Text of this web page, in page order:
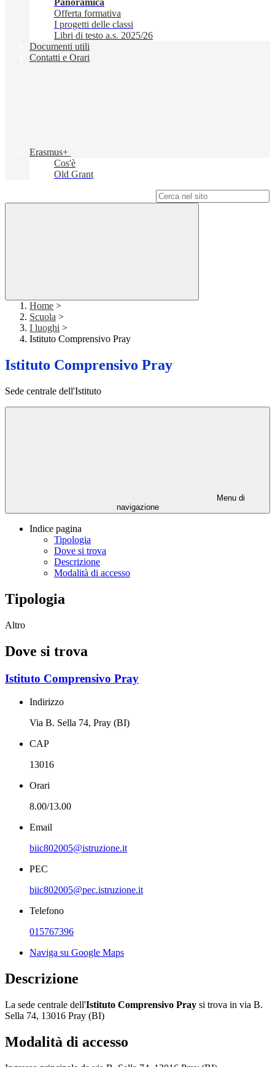
Panoramica
Offerta formativa
I progetti delle classi
Libri di testo a.s. 2025/26
Documenti utili
Contatti e Orari
Erasmus+
Cos'è
Old Grant
Home >
Scuola >
I luoghi >
Istituto Comprensivo Pray
Istituto Comprensivo Pray
Sede centrale dell'Istituto
Menu di
navigazione
Indice pagina
Tipologia
Dove si trova
Descrizione
Modalità di accesso
Tipologia
Altro
Dove si trova
Istituto Comprensivo Pray
Indirizzo
Via B. Sella 74, Pray (BI)
CAP
13016
Orari
8.00/13.00
Email
biic802005@istruzione.it
PEC
biic802005@pec.istruzione.it
Telefono
015767396
Naviga su Google Maps
Descrizione
La sede centrale dell'Istituto Comprensivo Pray si trova in via B.
Sella 74, 13016 Pray (BI)
Modalità di accesso